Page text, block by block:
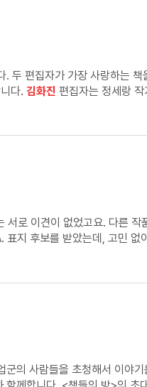
. 두 편집자가 가장 사랑하는 책
다. 김화진 편집자는 정세랑 작
서로 이견이 없었고요. 다른
튜디오 소독 등 방역 지침을 준수하여 제